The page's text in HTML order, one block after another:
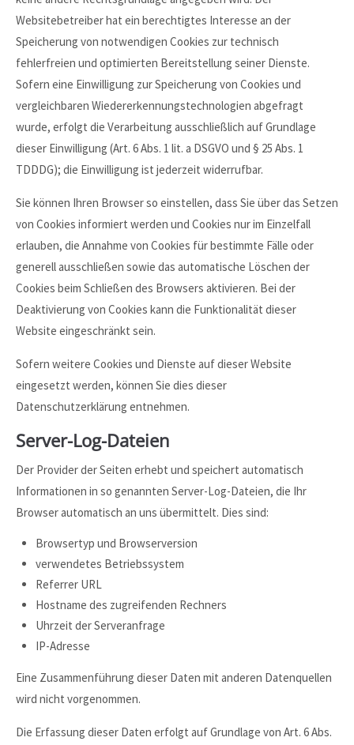
Websitebetreiber hat ein berechtigtes Interesse an der
Speicherung von notwendigen Cookies zur technisch
fehlerfreien und optimierten Bereitstellung seiner Dienste.
Sofern eine Einwilligung zur Speicherung von Cookies und
vergleichbaren Wiedererkennungstechnologien abgefragt
wurde, erfolgt die Verarbeitung ausschließlich auf Grundlage
dieser Einwilligung (Art. 6 Abs. 1 lit. a DSGVO und § 25 Abs. 1
TDDDG); die Einwilligung ist jederzeit widerrufbar.
Sie können Ihren Browser so einstellen, dass Sie über das Setzen
von Cookies informiert werden und Cookies nur im Einzelfall
erlauben, die Annahme von Cookies für bestimmte Fälle oder
generell ausschließen sowie das automatische Löschen der
Cookies beim Schließen des Browsers aktivieren. Bei der
Deaktivierung von Cookies kann die Funktionalität dieser
Website eingeschränkt sein.
Sofern weitere Cookies und Dienste auf dieser Website
eingesetzt werden, können Sie dies dieser
Datenschutzerklärung entnehmen.
Server-Log-Dateien
Der Provider der Seiten erhebt und speichert automatisch
Informationen in so genannten Server-Log-Dateien, die Ihr
Browser automatisch an uns übermittelt. Dies sind:
Browsertyp und Browserversion
verwendetes Betriebssystem
Referrer URL
Hostname des zugreifenden Rechners
Uhrzeit der Serveranfrage
IP-Adresse
Eine Zusammenführung dieser Daten mit anderen Datenquellen
wird nicht vorgenommen.
Die Erfassung dieser Daten erfolgt auf Grundlage von Art. 6 Abs.